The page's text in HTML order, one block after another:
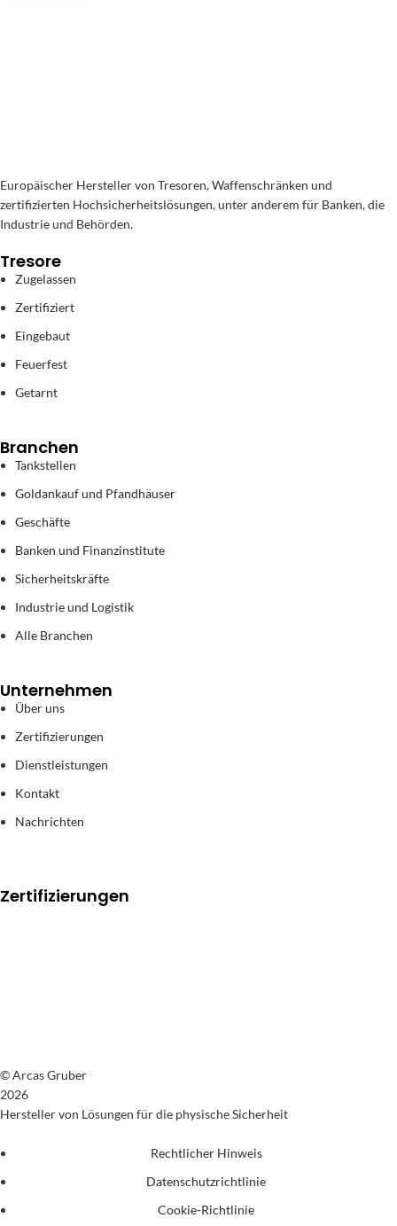
Europäischer Hersteller von Tresoren, Waffenschränken und
zertifizierten Hochsicherheitslösungen, unter anderem für Banken, die
Industrie und Behörden.
Tresore
Zugelassen
Zertifiziert
Eingebaut
Feuerfest
Getarnt
Branchen
Tankstellen
Goldankauf und Pfandhäuser
Geschäfte
Banken und Finanzinstitute
Sicherheitskräfte
Industrie und Logistik
Alle Branchen
Unternehmen
Über uns
Zertifizierungen
Dienstleistungen
Kontakt
Nachrichten
Zertifizierungen
© Arcas Gruber
2026
Hersteller von Lösungen für die physische Sicherheit
Rechtlicher Hinweis
Datenschutzrichtlinie
Cookie-Richtlinie